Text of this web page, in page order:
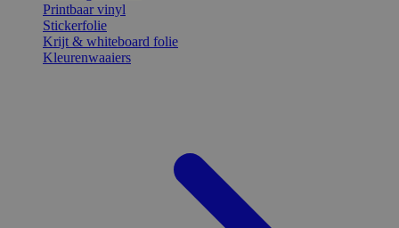
Printbaar vinyl
Stickerfolie
Krijt & whiteboard folie
Kleurenwaaiers